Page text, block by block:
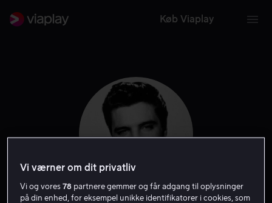
Køb Viaplay
Vi værner om dit privatliv
Vi og vores78 partnere gemmer og får adgang til oplysninger
på din enhed, for eksempel unikke identifikatorer i cookies, som